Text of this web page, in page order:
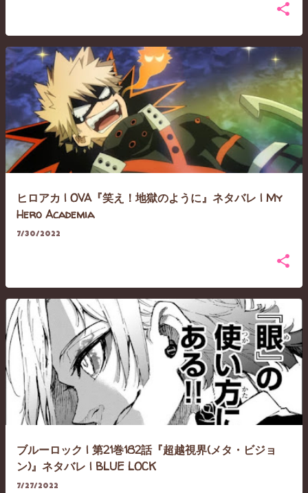
ヒロアカ | OVA『笑え！地獄のように』ネタバレ | My
Hero Academia
7/30/2022
ブルーロック | 第21巻182話『超越視界(メタ・ビジョ
ン)』ネタバレ | BLUE LOCK
7/27/2022